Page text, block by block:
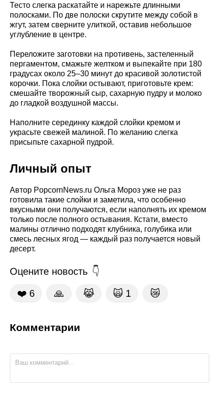
Тесто слегка раскатайте и нарежьте длинными
полосками. По две полоски скрутите между собой в
жгут, затем сверните улиткой, оставив небольшое
углубление в центре.
Переложите заготовки на противень, застеленный
пергаментом, смажьте желтком и выпекайте при 180
градусах около 25–30 минут до красивой золотистой
корочки. Пока слойки остывают, приготовьте крем:
смешайте творожный сыр, сахарную пудру и молоко
до гладкой воздушной массы.
Наполните серединку каждой слойки кремом и
украсьте свежей малиной. По желанию слегка
присыпьте сахарной пудрой.
Личный опыт
Автор PopcornNews.ru Ольга Мороз уже не раз
готовила такие слойки и заметила, что особенно
вкусными они получаются, если наполнять их кремом
только после полного остывания. Кстати, вместо
малины отлично подходят клубника, голубика или
смесь лесных ягод — каждый раз получается новый
десерт.
Оцените новость
❤️ 6 🙏 😹 🙀 1 😿
Комментарии